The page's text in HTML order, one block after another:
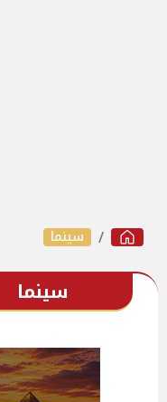
سينما
سينما